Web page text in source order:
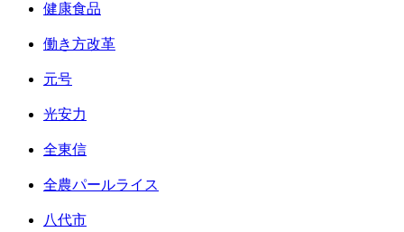
健康食品
働き方改革
元号
光安力
全東信
全農パールライス
八代市